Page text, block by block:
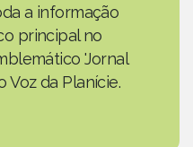
a informação
principal no
'Jornal
Voz da Planície.